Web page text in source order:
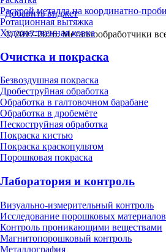
Раскрой металла на координатно-
Ротационная вытяжка
Художественная ковка
Очистка и покраска
Безвоздушная покраска
Дробеструйная обработка
Обработка в галтовочном барабане
Обработка в дробемёте
Пескоструйная обработка
Покраска кистью
Покраска краскопультом
Порошковая покраска
Лаборатория и контроль
Визуально-измерительный контроль
Исследование порошковых материалов
Контроль проникающими веществами
Магнитопорошковый контроль
Металлография
Добавить виджет
© 2017-2026. Металлообработчики